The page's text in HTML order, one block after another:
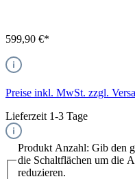
599,90 €*
Preise inkl. MwSt. zzgl.
Lieferzeit 1-3 Tage
Produkt Anzahl: Gib den
die Schaltflächen um die
reduzieren.